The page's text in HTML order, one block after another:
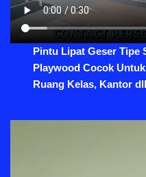
Pintu Lipat Geser Tipe
Playwood Cocok
Ruang Kelas, Kantor dll